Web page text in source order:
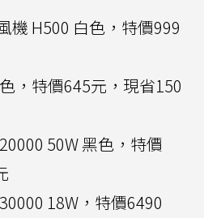
機 H500 白色，特價999
，特價645元，現省150
50W 黑色，特價
18W，特價6490